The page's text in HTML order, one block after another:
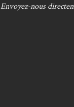
Envoyez-nous